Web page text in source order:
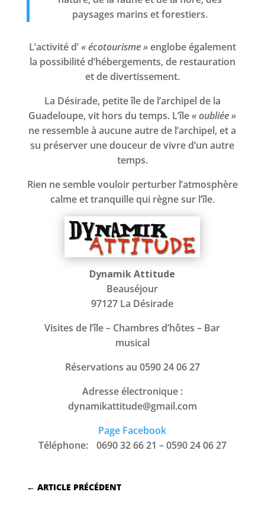
paysages marins et forestiers.
L’activité d’« écotourisme »englobe également
la possibilité d’hébergements, de restauration
et de divertissement.
La Désirade, petite île de l’archipel de la
Guadeloupe, vit hors du temps. L’île« oubliée »
ne ressemble à aucune autre de l’archipel, et a
su préserver une douceur de vivre d’un autre
temps.
Rien ne semble vouloir perturber l’atmosphère
calme et tranquille qui règne sur l’île.
Dynamik Attitude
Beauséjour
97127 La Désirade
Visites de l’île – Chambres d’hôtes – Bar
musical
Réservations au 0590 24 06 27
Adresse électronique :
dynamikattitude@gmail.com
Page Facebook
Téléphone: 0690 32 66 21 – 0590 24 06 27
← ARTICLE PRÉCÉDENT